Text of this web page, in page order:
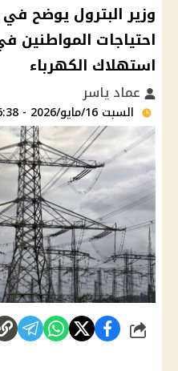
وزير البترول يوضح
احتياجات المواطنين
استهلاك الكهرباء
عماد ياسر
السبت 16/مايو/2026 - 06:38 م
شارك